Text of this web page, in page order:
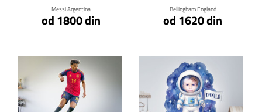
Messi Argentina
od 1800 din
Bellingham England
od 1620 din